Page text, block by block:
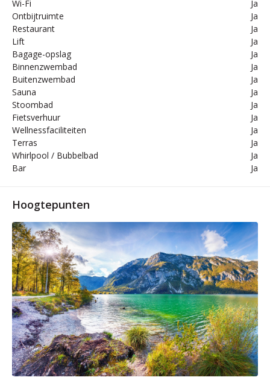
Wi-Fi
Ja
Ontbijtruimte
Ja
Restaurant
Ja
Lift
Ja
Bagage-opslag
Ja
Binnenzwembad
Ja
Buitenzwembad
Ja
Sauna
Ja
Stoombad
Ja
Fietsverhuur
Ja
Wellnessfaciliteiten
Ja
Terras
Ja
Whirlpool / Bubbelbad
Ja
Bar
Ja
Hoogtepunten